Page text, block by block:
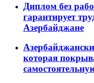
Диплом без
гарантирует
Азербайджане
которая